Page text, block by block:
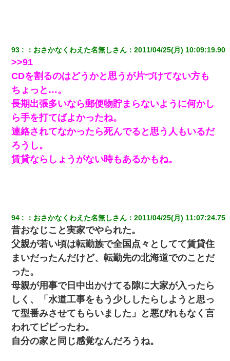
の親会社の経営者の息子さんだったので、父も喜んで私の写真を
送ったんだが→
とっさに女児を捕まえたら変質者扱いされた。母親「あっち行っ
てよ！気持ち悪い！（ｼｯｼｯ」→ 後日、俺を見つけた母親がすっ飛
んできて・・・
私が遺産を相続。→それを知った義両親が「旅行代金を出せ！」
「リフォーム費用を負担しろ！」「金の管理は私達がする！」と
浅ましくも集りにきた。
りウワキしてたんだな…」長男「俺は誰の子供なの？」長女・次
男「ウワキ女！」
ホテルに泊まったんだけど従業員が最悪だった。折角の旅行で何
故私が怒鳴られなきゃいけなかったのだ
【戦争】不妊の俺嫁に弟嫁が2日間4歳児を託児 俺嫁はそこまで気
にしてなかったが、あまりにも子供が俺嫁に懐くので最後らへん
顔引きつってた → そして弟嫁が迎えに来た翌日…
夫の友達がBBQを定期的に開催して夫婦で参加してたんだけど、
女性側のリーダーみたいな人に「BBQは友達とやりなよ！」と言
われて…
93 ： おさかなくわえた名無しさん ：2011/04/25(月) 10:09:19.90
>>91
CDを割るのはどうかと思うが片づけてない方も
ちょっと…。
長期出張多いなら郵便物貯まらないように何かし
ら手を打てばよかったね。
連絡されてなかったら死んでると思う人もいるだ
ろうし。
賃貸ならしょうがない時もあるかもね。
94 ： おさかなくわえた名無しさん ：2011/04/25(月) 11:07:24.75
昔おなじこと実家でやられた。
父親が若い頃は転勤族で全国点々としてて賃貸住
まいだったんだけど、転勤先の北海道でのことだ
った。
母親が用事で日中出かけてる隙に大家が入ったら
しく、「水道工事をもう少ししたらしようと思っ
て型番みさせてもらいました」と悪びれもなく言
われてビビったわ。
自分の家と同じ感覚なんだろうね。